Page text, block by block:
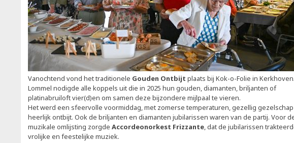
Vanochtend vond het traditionele Gouden Ontbijt plaats bij Kok-o-Folie in
Lommel nodigde alle koppels uit die in 2025 hun gouden, diamanten, briljanten of
platinabruiloft vier(d)en om samen deze bijzondere mijlpaal te vieren.
Het werd een sfeervolle voormiddag, met zomerse temperaturen, gezellig
heerlijk ontbijt. Ook de briljanten en diamanten jubilarissen waren van de partij. Voor
muzikale omlijsting zorgde Accordeonorkest Frizzante, dat de jubilarissen
vrolijke en feestelijke muziek.